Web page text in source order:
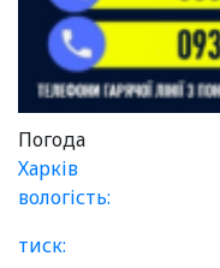
Погода
Харків
вологість:
тиск: